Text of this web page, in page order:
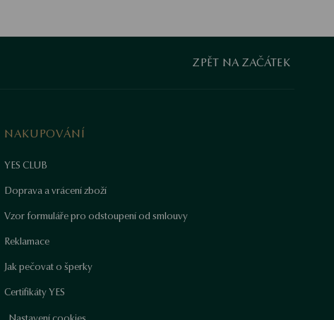
ZPĚT NA ZAČÁTEK
NAKUPOVÁNÍ
YES CLUB
Doprava a vrácení zboží
Vzor formuláře pro odstoupení od smlouvy
Reklamace
Jak pečovat o šperky
Certifikáty YES